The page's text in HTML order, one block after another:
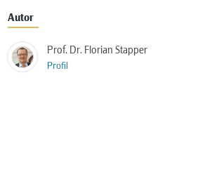
Autor
Prof. Dr. Florian Stapper
Profil